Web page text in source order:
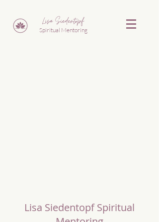
Lisa Siedentopf
Spiritual Mentoring
Lisa Siedentopf Spiritual